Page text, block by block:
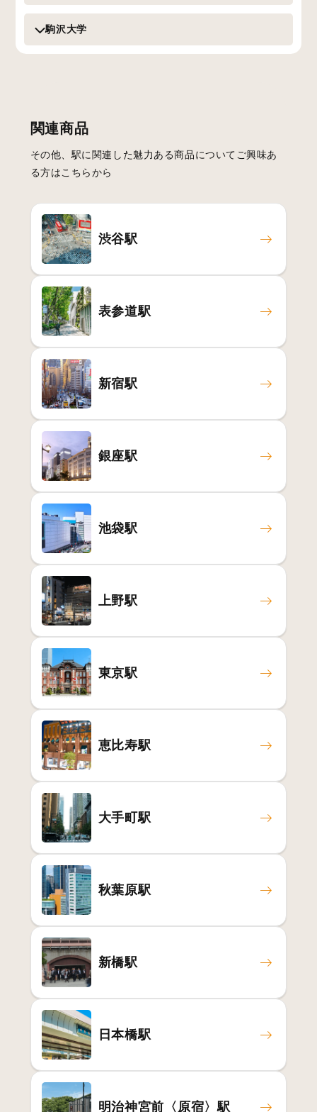
駒沢大学
関連商品
その他、駅に関連した魅力ある商品についてご興味あ
る方はこちらから
渋谷駅
表参道駅
新宿駅
銀座駅
池袋駅
上野駅
東京駅
恵比寿駅
大手町駅
秋葉原駅
新橋駅
日本橋駅
明治神宮前〈原宿〉駅